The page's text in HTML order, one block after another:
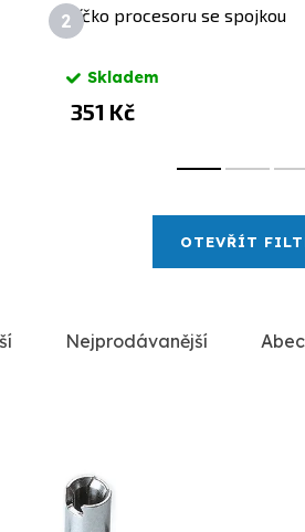
Víčko procesoru se spojkou
Skladem
351 Kč
OTEVŘÍT
Nejprodávanější